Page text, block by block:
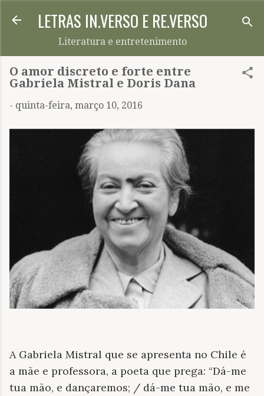
Pular para o conteúdo principal
LETRAS IN.VERSO E RE.VERSO
Literatura e entretenimento
O amor discreto e forte entre
Gabriela Mistral e Doris Dana
- quinta-feira, março 10, 2016
A Gabriela Mistral que se apresenta no Chile é
a mãe e professora, a poeta que prega: “Dá-me
tua mão, e dançaremos; / dá-me tua mão, e me